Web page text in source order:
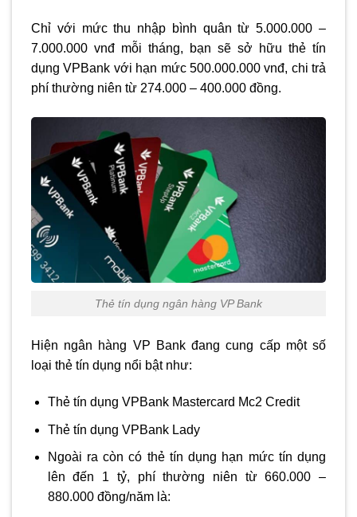
Chỉ với mức thu nhập bình quân từ 5.000.000 –
7.000.000 vnđ mỗi tháng, bạn sẽ sở hữu thẻ tín
dụng VPBank với hạn mức 500.000.000 vnđ, chi trả
phí thường niên từ 274.000 – 400.000 đồng.
Thẻ tín dụng ngân hàng VP Bank
Hiện ngân hàng VP Bank đang cung cấp một số
loại thẻ tín dụng nổi bật như:
Thẻ tín dụng VPBank Mastercard Mc2 Credit
Thẻ tín dụng VPBank Lady
Ngoài ra còn có thẻ tín dụng hạn mức tín dụng
lên đến 1 tỷ, phí thường niên từ 660.000 –
880.000 đồng/năm là: